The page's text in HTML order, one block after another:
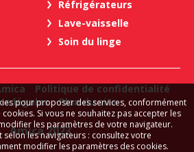
Réfrigérateurs
Lave-vaisselle
Soin du linge
Politique de confidentialité
légales
Plan du site
Amica 2023
pour proposer des services, conformément
Si vous ne souhaitez pas accepter les
les paramètres de votre navigateur.
les navigateurs : consultez votre
modifier les paramètres des cookies.